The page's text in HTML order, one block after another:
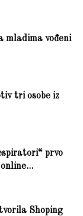
mladima vođeni
tri osobe iz
prvo
Shoping